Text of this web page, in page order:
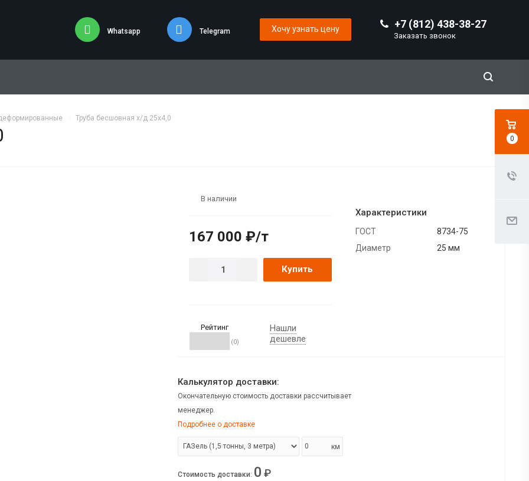
+7 (812) 438-38-27
Заказать звонок
Whatsapp Telegram Хочу узнать цену
Труба бесшовная х/д 25х4,0
В наличии
167 000 ₽/т
Купить
Рейтинг
(0)
Нашли
дешевле
Характеристики
ГОСТ
8734-75
Диаметр
25 мм
Калькулятор доставки:
Окончательную стоимость доставки рассчитывает
менеджер.
Подробнее о доставке
км
Стоимость доставки: 0 ₽
0